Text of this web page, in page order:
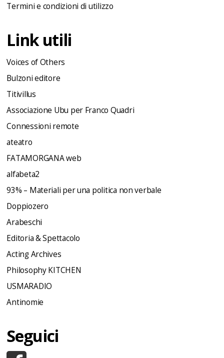
Termini e condizioni di utilizzo
Link utili
Voices of Others
Bulzoni editore
Titivillus
Associazione Ubu per Franco Quadri
Connessioni remote
ateatro
FATAMORGANA web
alfabeta2
93% – Materiali per una politica non verbale
Doppiozero
Arabeschi
Editoria & Spettacolo
Acting Archives
Philosophy KITCHEN
USMARADIO
Antinomie
Seguici